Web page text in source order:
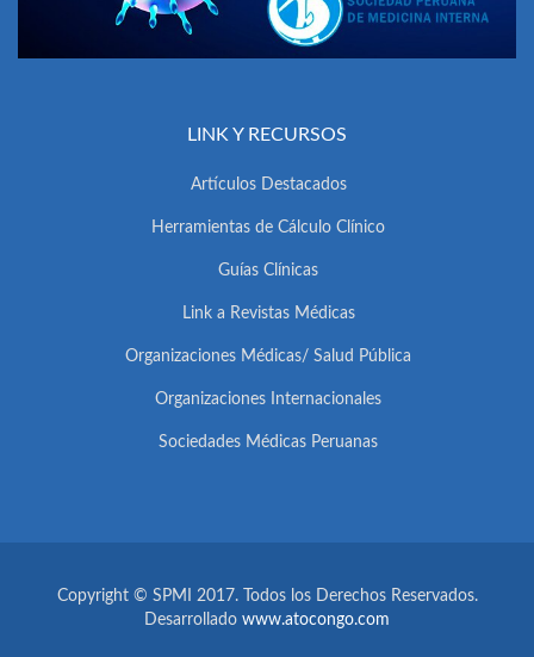
LINK Y RECURSOS
Artículos Destacados
Herramientas de Cálculo Clínico
Guías Clínicas
Link a Revistas Médicas
Organizaciones Médicas/ Salud Pública
Organizaciones Internacionales
Sociedades Médicas Peruanas
Copyright © SPMI 2017. Todos los Derechos Reservados.
Desarrollado www.atocongo.com